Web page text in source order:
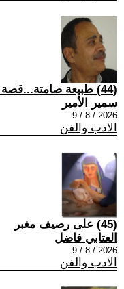
(44) طبيعة صامتة...قصة قصيرة
سمير الأمير
2026 / 8 / 9
الادب والفن
(45) على رصيف مغبر
العتابي فاضل
2026 / 8 / 9
الادب والفن